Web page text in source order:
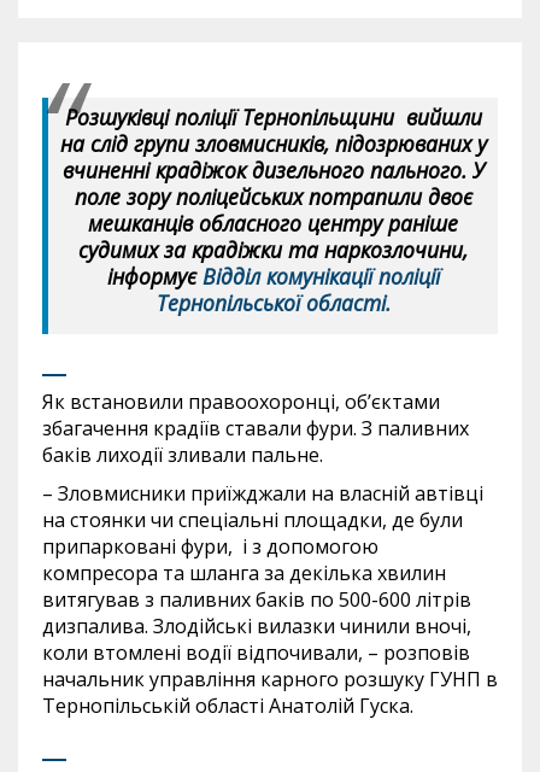
Розшуківці поліції Тернопільщини вийшли
на слід групи зловмисників, підозрюваних у
вчиненні крадіжок дизельного пального. У
поле зору поліцейських потрапили двоє
мешканців обласного центру раніше
судимих за крадіжки та наркозлочини,
інформує Відділ комунікації поліції
Тернопільської області.
Як встановили правоохоронці, об’єктами
збагачення крадіїв ставали фури. З паливних
баків лиходії зливали пальне.
– Зловмисники приїжджали на власній автівці
на стоянки чи спеціальні площадки, де були
припарковані фури, і з допомогою
компресора та шланга за декілька хвилин
витягував з паливних баків по 500-600 літрів
дизпалива. Злодійські вилазки чинили вночі,
коли втомлені водії відпочивали, – розповів
начальник управління карного розшуку ГУНП в
Тернопільській області Анатолій Гуска.